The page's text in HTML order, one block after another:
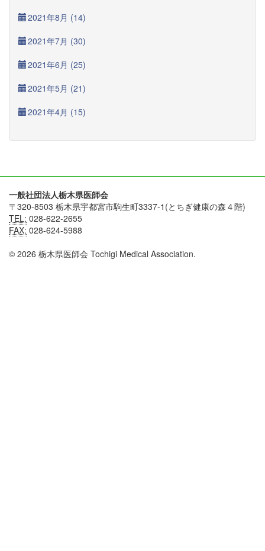
2021年8月 (14)
2021年7月 (30)
2021年6月 (25)
2021年5月 (21)
2021年4月 (15)
一般社団法人栃木県医師会
〒320-8503 栃木県宇都宮市駒生町3337-1(とちぎ健康の森４階)
TEL: 028-622-2655
FAX: 028-624-5988
© 2026 栃木県医師会 Tochigi Medical Association.